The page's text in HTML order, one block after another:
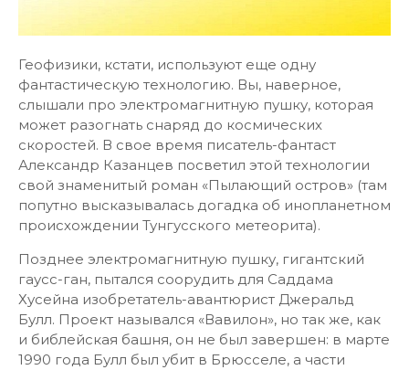
Геофизики, кстати, используют еще одну
фантастическую технологию. Вы, наверное,
слышали про электромагнитную пушку, которая
может разогнать снаряд до космических
скоростей. В свое время писатель-фантаст
Александр Казанцев посветил этой технологии
свой знаменитый роман «Пылающий остров» (там
попутно высказывалась догадка об инопланетном
происхождении Тунгусского метеорита).
Позднее электромагнитную пушку, гигантский
гаусс-ган, пытался соорудить для Саддама
Хусейна изобретатель-авантюрист Джеральд
Булл. Проект назывался «Вавилон», но так же, как
и библейская башня, он не был завершен: в марте
1990 года Булл был убит в Брюсселе, а части